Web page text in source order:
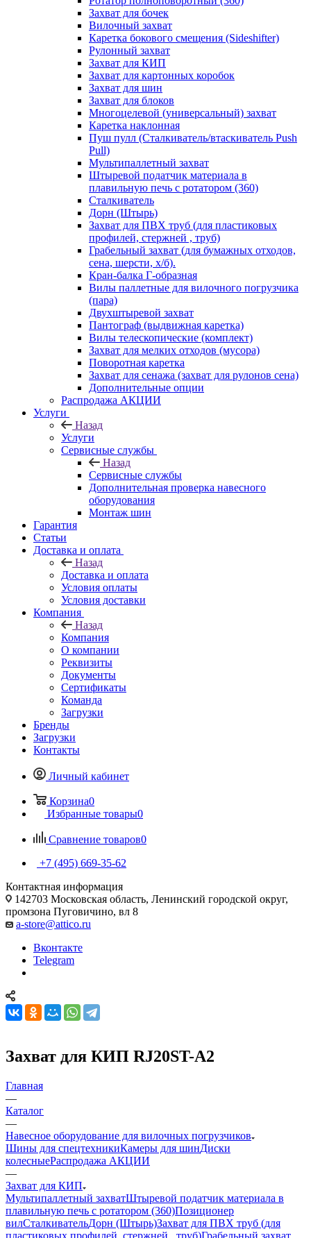
Захват для бочек
Вилочный захват
Каретка бокового смещения (Sideshifter)
Рулонный захват
Захват для КИП
Захват для картонных коробок
Захват для шин
Захват для блоков
Многоцелевой (универсальный) захват
Каретка наклонная
Пуш пулл (Сталкиватель/втаскиватель Push
Pull)
Мультипаллетный захват
Штыревой податчик материала в
плавильную печь с ротатором (360)
Сталкиватель
Дорн (Штырь)
Захват для ПВХ труб (для пластиковых
профилей, стержней , труб)
Грабельный захват (для бумажных отходов,
сена, шерсти, х/б).
Кран-балка Г-образная
Вилы паллетные для вилочного погрузчика
(пара)
Двухштыревой захват
Пантограф (выдвижная каретка)
Вилы телескопические (комплект)
Захват для мелких отходов (мусора)
Поворотная каретка
Захват для сенажа (захват для рулонов сена)
Дополнительные опции
Распродажа АКЦИИ
Услуги
Назад
Услуги
Сервисные службы
Назад
Сервисные службы
Дополнительная проверка навесного
оборудования
Монтаж шин
Гарантия
Статьи
Доставка и оплата
Назад
Доставка и оплата
Условия оплаты
Условия доставки
Компания
Назад
Компания
О компании
Реквизиты
Документы
Сертификаты
Команда
Загрузки
Бренды
Загрузки
Контакты
Личный кабинет
Корзина0
Избранные товары0
Сравнение товаров0
+7 (495) 669-35-62
Контактная информация
142703 Московская область, Ленинский городской округ,
промзона Пуговичино, вл 8
a-store@attico.ru
Вконтакте
Telegram
Захват для КИП RJ20ST-A2
Главная
—
Каталог
—
Навесное оборудование для вилочных погрузчиков
Шины для спецтехникиКамеры для шинДиски
колесныеРаспродажа АКЦИИ
—
Захват для КИП
Мультипаллетный захватШтыревой податчик материала в
плавильную печь с ротатором (360)Позиционер
вилСталкивательДорн (Штырь)Захват для ПВХ труб (для
пластиковых профилей, стержней , труб)Грабельный захват